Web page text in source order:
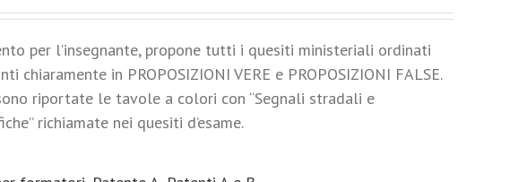
per l’insegnante, propone tutti i quesiti ministeriali ordinati
chiaramente in PROPOSIZIONI VERE e PROPOSIZIONI FALSE.
riportate le tavole a colori con “Segnali stradali e
richiamate nei quesiti d’esame.